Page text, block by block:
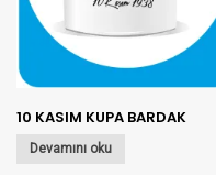
10 KASIM KUPA BARDAK
Devamını oku